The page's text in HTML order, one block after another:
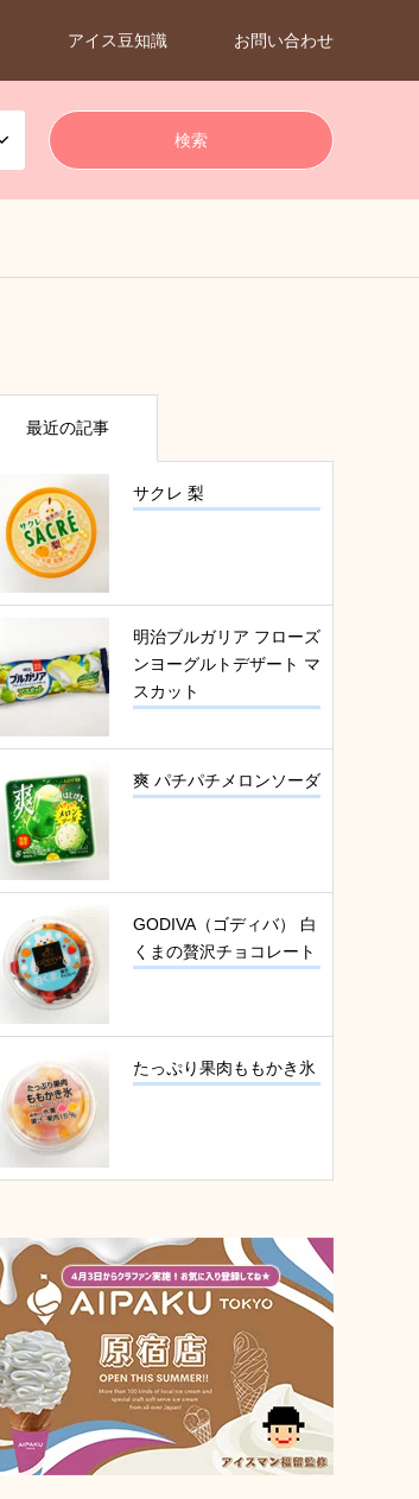
アイス豆知識 お問い合わせ
最近の記事
サクレ 梨
明治ブルガリア フローズ
ンヨーグルトデザート マ
スカット
爽 パチパチメロンソーダ
GODIVA（ゴディバ） 白
くまの贅沢チョコレート
たっぷり果肉ももかき氷